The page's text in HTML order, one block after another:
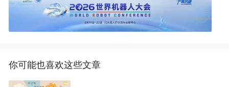
你可能也喜欢这些文章